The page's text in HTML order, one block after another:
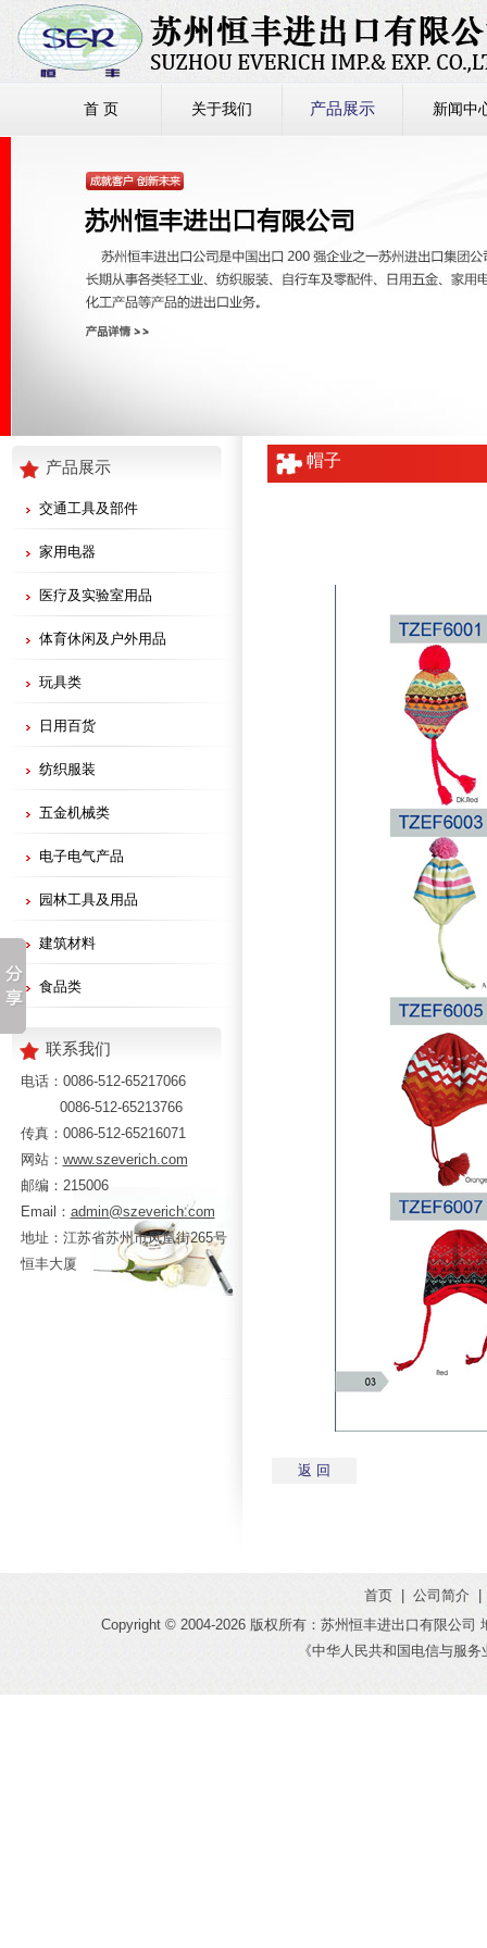
首 页 关于我们 产品展示 新闻中
产品展示
交通工具及部件
家用电器
医疗及实验室用品
体育休闲及户外用品
玩具类
日用百货
纺织服装
五金机械类
电子电气产品
园林工具及用品
建筑材料
食品类
联系我们
电话：0086-512-65217066
0086-512-65213766
传真：0086-512-65216071
网站： www.szeverich.com
邮编：215006
Email： admin@szeverich.com
地址：江苏省苏州市凤凰街265号
恒丰大厦
帽子
返 回
首页 公司简介
Copyright © 2004-2026 版权所有：苏州恒丰进出口有限公司
《中华人民共和国电信与服